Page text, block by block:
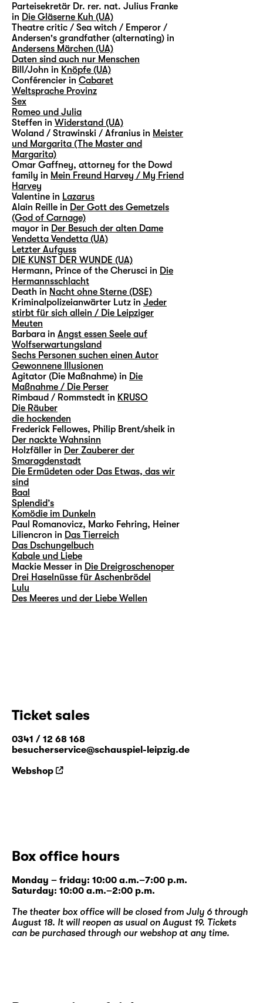
Parteisekretär Dr. rer. nat. Julius Franke
in Die Gläserne Kuh (UA)
Theatre critic / Sea witch / Emperor /
Andersen's grandfather (alternating) in
Andersens Märchen (UA)
Daten sind auch nur Menschen
Bill/John in Knöpfe (UA)
Conférencier in Cabaret
Weltsprache Provinz
Sex
Romeo und Julia
Steffen in Widerstand (UA)
Woland / Strawinski / Afranius in Meister
und Margarita (The Master and
Margarita)
Omar Gaffney, attorney for the Dowd
family in Mein Freund Harvey / My Friend
Harvey
Valentine in Lazarus
Alain Reille in Der Gott des Gemetzels
(God of Carnage)
mayor in Der Besuch der alten Dame
Vendetta Vendetta (UA)
Letzter Aufguss
DIE KUNST DER WUNDE (UA)
Hermann, Prince of the Cherusci in Die
Hermannsschlacht
Death in Nacht ohne Sterne (DSE)
Kriminalpolizeianwärter Lutz in Jeder
stirbt für sich allein / Die Leipziger
Meuten
Barbara in Angst essen Seele auf
Wolfserwartungsland
Sechs Personen suchen einen Autor
Gewonnene Illusionen
Agitator (Die Maßnahme) in Die
Maßnahme / Die Perser
Rimbaud / Rommstedt in KRUSO
Die Räuber
die hockenden
Frederick Fellowes, Philip Brent/sheik in
Der nackte Wahnsinn
Holzfäller in Der Zauberer der
Smaragdenstadt
Die Ermüdeten oder Das Etwas, das wir
sind
Baal
Splendid’s
Komödie im Dunkeln
Paul Romanovicz, Marko Fehring, Heiner
Liliencron in Das Tierreich
Das Dschungelbuch
Kabale und Liebe
Mackie Messer in Die Dreigroschenoper
Drei Haselnüsse für Aschenbrödel
Lulu
Des Meeres und der Liebe Wellen
Ticket sales
0341 / 12 68 168
besucherservice@schauspiel-leipzig.de
Webshop
Box office hours
Monday – friday: 10:00 a.m.–7:00 p.m.
Saturday: 10:00 a.m.–2:00 p.m.
The theater box office will be closed from July 6 through
August 18. It will reopen as usual on August 19. Tickets
can be purchased through our webshopat any time.